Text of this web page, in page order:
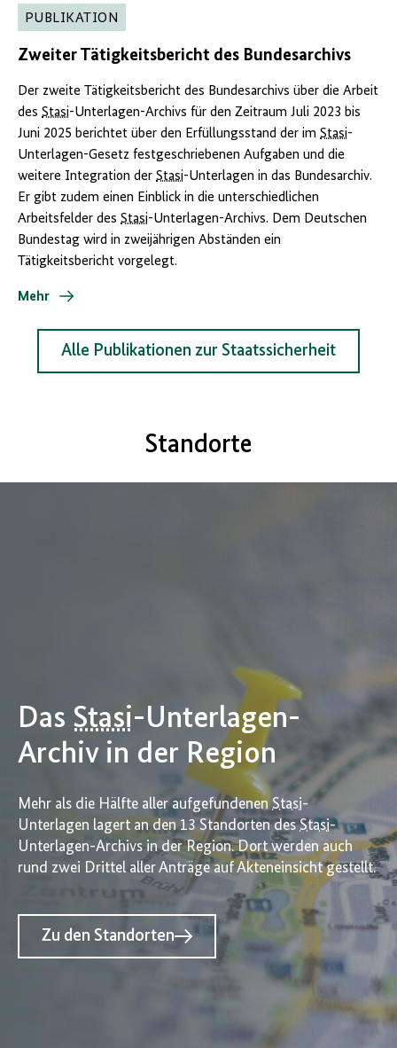
PUBLIKATION
Zweiter Tätigkeitsbericht des Bundesarchivs
Der zweite Tätigkeitsbericht des Bundesarchivs über die Arbeit
des Stasi-Unterlagen-Archivs für den Zeitraum Juli 2023 bis
Juni 2025 berichtet über den Erfüllungsstand der im Stasi-
Unterlagen-Gesetz festgeschriebenen Aufgaben und die
weitere Integration der Stasi-Unterlagen in das Bundesarchiv.
Er gibt zudem einen Einblick in die unterschiedlichen
Arbeitsfelder des Stasi-Unterlagen-Archivs. Dem Deutschen
Bundestag wird in zweijährigen Abständen ein
Tätigkeitsbericht vorgelegt.
Mehr
Alle Publikationen zur Staatssicherheit
Standorte
Das Stasi-Unterlagen-
Archiv in der Region
Mehr als die Hälfte aller aufgefundenenStasi-
Unterlagen lagert an den 13 Standorten desStasi-
Unterlagen-Archivs in der Region. Dort werden auch
rund zwei Drittel aller Anträge auf Akteneinsicht gestellt.
Zu den Standorten